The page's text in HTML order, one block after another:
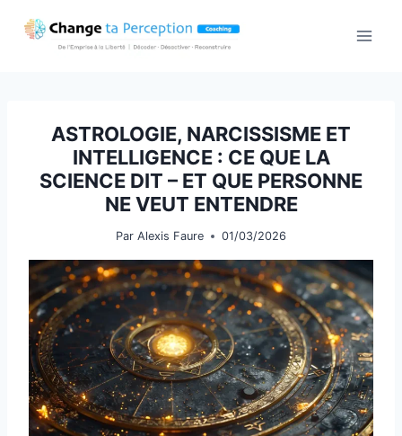
ASTROLOGIE, NARCISSISME ET
INTELLIGENCE : CE QUE LA
SCIENCE DIT – ET QUE PERSONNE
NE VEUT ENTENDRE
Par Alexis Faure 01/03/2026